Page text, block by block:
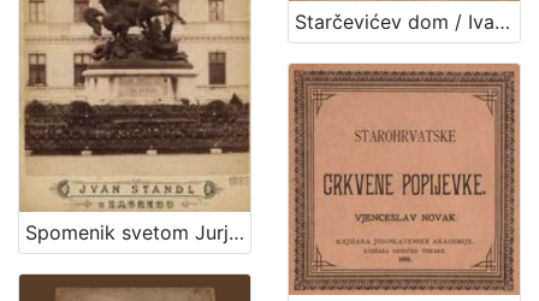
Spomenik svetom Jurju / Ivan Standl
Starčevićev dom / Ivan Standl